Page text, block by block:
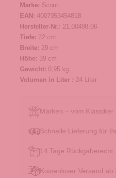
Marke: Scout
EAN: 4007953454818
Hersteller-Nr.: 21.00498.06
Tiefe: 22 cm
Breite: 29 cm
Höhe: 39 cm
Gewicht: 0,95 kg
Volumen in Liter : 24 Liter
Marken – vom
Schnelle Lieferung für
14 Tage Rückgaberecht
Kostenloser Versand ab